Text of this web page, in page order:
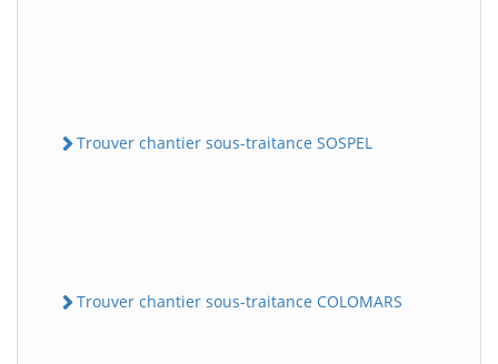
Trouver chantier sous-traitance SOSPEL
Trouver chantier sous-traitance COLOMARS